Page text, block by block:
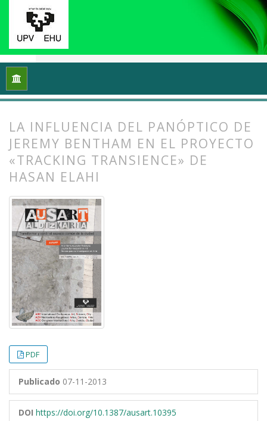
Inicio
LA INFLUENCIA DEL PANÓPTICO DE
JEREMY BENTHAM EN EL PROYECTO
«TRACKING TRANSIENCE» DE
HASAN ELAHI
PDF
Publicado 07-11-2013
DOI https://doi.org/10.1387/ausart.10395